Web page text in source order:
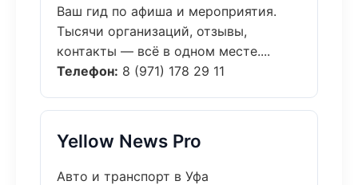
Ваш гид по афиша и мероприятия.
Тысячи организаций, отзывы,
контакты — всё в одном месте....
Телефон: 8 (971) 178 29 11
Yellow News Pro
Авто и транспорт в Уфа